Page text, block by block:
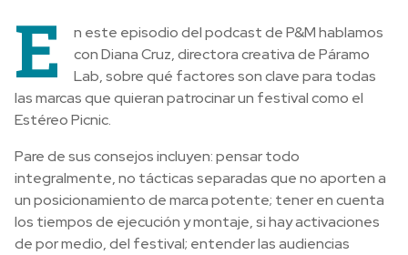
E
n este episodio del podcast de P&M hablamos
con Diana Cruz, directora creativa de Páramo
Lab, sobre qué factores son clave para todas
las marcas que quieran patrocinar un festival como el
Estéreo Picnic.
Pare de sus consejos incluyen: pensar todo
integralmente, no tácticas separadas que no aporten a
un posicionamiento de marca potente; tener en cuenta
los tiempos de ejecución y montaje, si hay activaciones
de por medio, del festival; entender las audiencias